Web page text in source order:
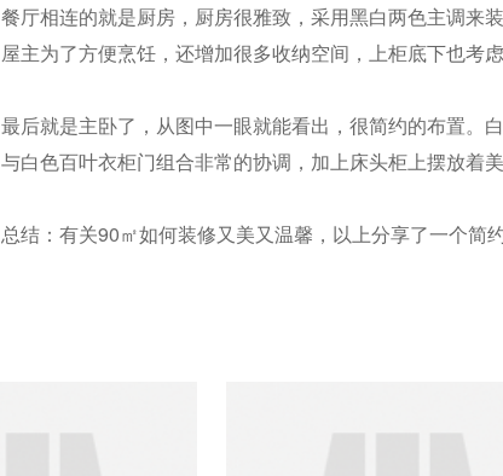
餐厅相连的就是厨房，厨房很雅致，采用黑白两色主调来
屋主为了方便烹饪，还增加很多收纳空间，上柜底下也考虑
最后就是主卧了，从图中一眼就能看出，很简约的布置。
与白色百叶衣柜门组合非常的协调，加上床头柜上摆放着
总结：有关90㎡如何装修又美又温馨，以上分享了一个